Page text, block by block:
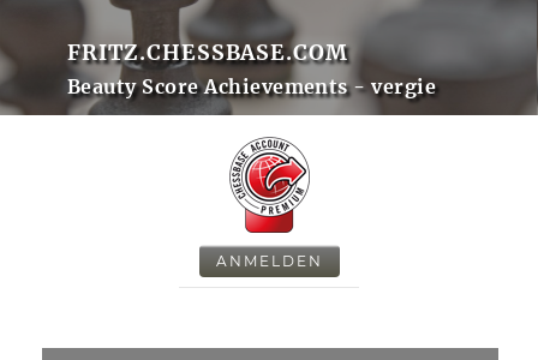
FRITZ.CHESSBASE.COM
Beauty Score Achievements - vergie
ANMELDEN